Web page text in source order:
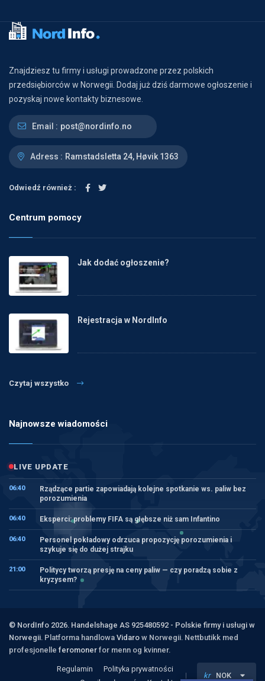
Znajdziesz tu firmy i usługi prowadzone przez polskich
przedsiębiorców w Norwegii. Dodaj już dziś darmowe ogłoszenie i
pozyskaj nowe kontakty biznesowe.
Email : post@nordinfo.no
Adress : Ramstadsletta 24, Høvik 1363
Odwiedź również :
Centrum pomocy
Jak dodać ogłoszenie?
Rejestracja w NordInfo
Czytaj wszystko
Najnowsze wiadomości
LIVE UPDATE
06:40
Rządzące partie zapowiadają kolejne spotkanie ws. paliw bez
porozumienia
06:40 Eksperci: problemy FIFA są głębsze niż sam Infantino
06:40
Personel pokładowy odrzuca propozycję porozumienia i
szykuje się do dużej strajku
21:00
Politycy tworzą presję na ceny paliw — czy poradzą sobie z
kryzysem?
© NordInfo 2026. Handelshage AS 925480592 - Polskie firmy i usługi w
Norwegii. Platforma handlowa Vidaro w Norwegii. Nettbutikk med
profesjonelle feromoner for menn og kvinner.
Regulamin
Polityka prywatności
kr NOK